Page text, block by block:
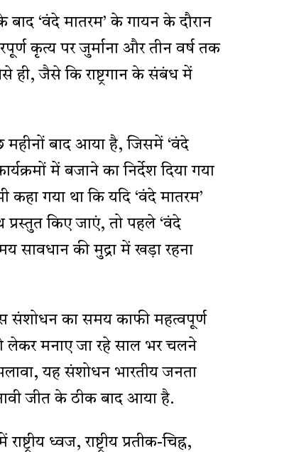
बाद ‘वंदे मातरम’ के गायन के दौरान
कृत्य पर जुर्माना और तीन वर्ष तक
ही, जैसे कि राष्ट्रगान के संबंध में
बाद आया है, जिसमें ‘वंदे
में बजाने का निर्देश दिया गया
गया था कि यदि ‘वंदे मातरम’
प्रस्तुत किए जाएं, तो पहले ‘वंदे
सावधान की मुद्रा में खड़ा रहना
संशोधन का समय काफी महत्वपूर्ण
लेकर मनाए जा रहे साल भर चलने
यह संशोधन भारतीय जनता
जीत के ठीक बाद आया है.
ध्वज, राष्ट्रीय प्रतीक-चिह्न,